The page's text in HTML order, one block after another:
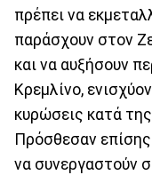
πρέπει να
παράσχουν στον
και να αυξήσουν
Κρεμλίνο,
κυρώσεις κατά
Πρόσθεσαν
να συνεργαστούν